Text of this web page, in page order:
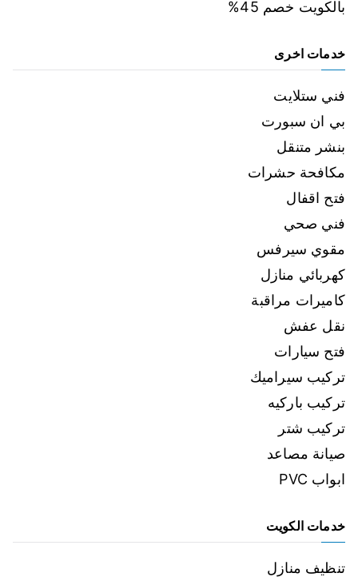
بالكويت خصم 45%
خدمات اخرى
فني ستلايت
بي ان سبورت
بنشر متنقل
مكافحة حشرات
فتح اقفال
فني صحي
مقوي سيرفس
كهربائي منازل
كاميرات مراقبة
نقل عفش
فتح سيارات
تركيب سيراميك
تركيب باركيه
تركيب شتر
صيانة مصاعد
ابواب PVC
خدمات الكويت
تنظيف منازل